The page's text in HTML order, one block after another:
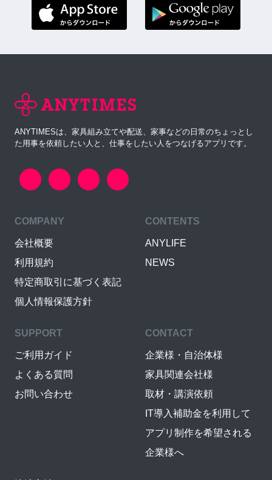
ANYTIMESは、家具組み立てや配送、家事などの日常のちょっとし
た用事を依頼したい人と、仕事をしたい人をつなげるアプリです。
COMPANY
会社概要
利用規約
特定商取引に基づく表記
個人情報保護方針
CONTENTS
ANYLIFE
NEWS
SUPPORT
ご利用ガイド
よくある質問
お問い合わせ
CONTACT
企業様・自治体様
家具関連会社様
取材・講演依頼
IT導入補助金を利用して
アプリ制作を希望される
企業様へ